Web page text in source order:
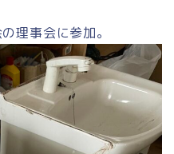
理事会に参加。